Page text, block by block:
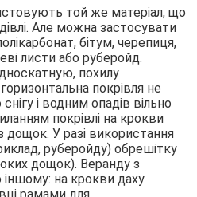
той же матеріал, що
Але можна застосувати
бітум, черепиця,
листи або руберойд.
похилу
покрівля не
і водним опадів вільно
покрівлі на крокви
У разі використання
руберойду) обрешітку
дощок). Веранду з
іншому: на крокви даху